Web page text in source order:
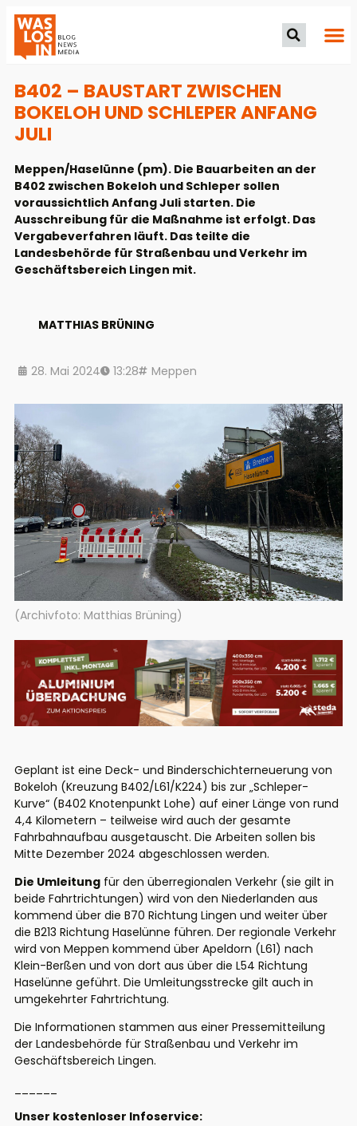
B402 – BAUSTART ZWISCHEN
BOKELOH UND SCHLEPER ANFANG
JULI
Meppen/Haselünne (pm). Die Bauarbeiten an der
B402 zwischen Bokeloh und Schleper sollen
voraussichtlich Anfang Juli starten. Die
Ausschreibung für die Maßnahme ist erfolgt. Das
Vergabeverfahren läuft. Das teilte die
Landesbehörde für Straßenbau und Verkehr im
Geschäftsbereich Lingen mit.
MATTHIAS BRÜNING
28. Mai 2024 13:28 Meppen
(Archivfoto: Matthias Brüning)
Geplant ist eine Deck- und Binderschichterneuerung von
Bokeloh (Kreuzung B402/L61/K224) bis zur „Schleper-
Kurve“ (B402 Knotenpunkt Lohe) auf einer Länge von rund
4,4 Kilometern – teilweise wird auch der gesamte
Fahrbahnaufbau ausgetauscht. Die Arbeiten sollen bis
Mitte Dezember 2024 abgeschlossen werden.
Die Umleitung für den überregionalen Verkehr (sie gilt in
beide Fahrtrichtungen) wird von den Niederlanden aus
kommend über die B70 Richtung Lingen und weiter über
die B213 Richtung Haselünne führen. Der regionale Verkehr
wird von Meppen kommend über Apeldorn (L61) nach
Klein-Berßen und von dort aus über die L54 Richtung
Haselünne geführt. Die Umleitungsstrecke gilt auch in
umgekehrter Fahrtrichtung.
Die Informationen stammen aus einer Pressemitteilung
der Landesbehörde für Straßenbau und Verkehr im
Geschäftsbereich Lingen.
Unser kostenloser Infoservice: